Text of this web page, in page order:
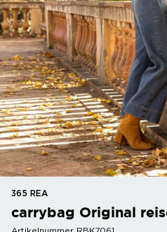
365 REA
carrybag Original